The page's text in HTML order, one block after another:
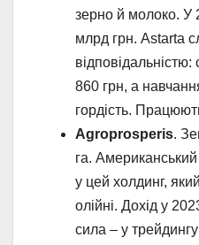
зерно й молоко. У
млрд грн. Astarta
860 грн, а
гордість.
Agroprosperis.
га.
у цей холдинг,
олійні. Дохід у
сила – у